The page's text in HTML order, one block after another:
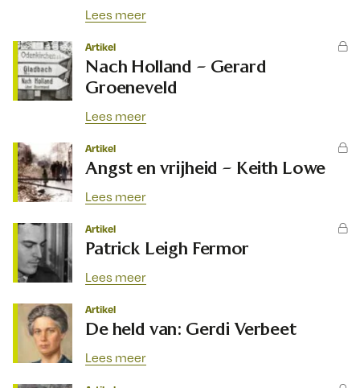
Lees meer
Artikel
Nach Holland – Gerard
Groeneveld
Lees meer
Artikel
Angst en vrijheid – Keith Lowe
Lees meer
Artikel
Patrick Leigh Fermor
Lees meer
Artikel
De held van: Gerdi Verbeet
Lees meer